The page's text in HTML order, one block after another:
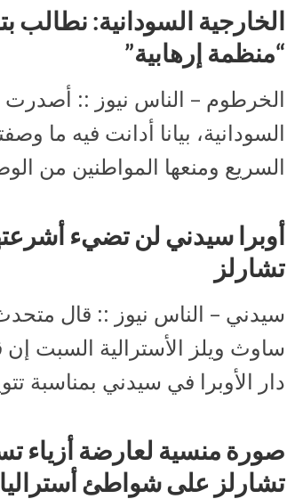
الخارجية السودانية: نطالب
“منظمة إرهابية”
الخرطوم – الناس نيوز :: أصدرت
السودانية، بيانا أدانت فيه ما
السريع ومنعها المواطنين من
أوبرا سيدني لن تضيء
تشارلز
سيدني – الناس نيوز :: قال
ساوث ويلز الأسترالية السبت
دار الأوبرا في سيدني بمناسبة
صورة منسية لعارضة أزياء
تشارلز على شواطئ أستراليا